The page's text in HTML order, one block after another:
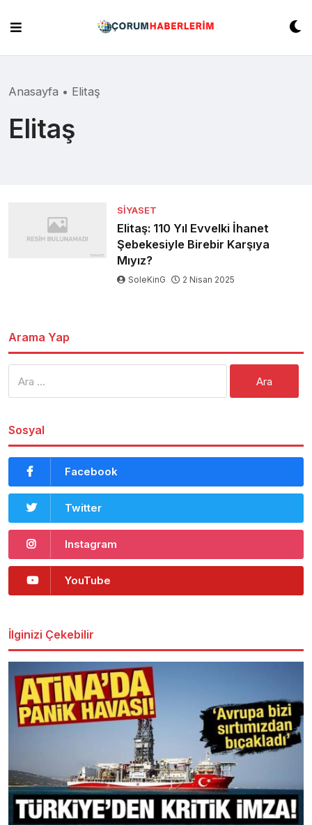
content
Anasayfa • Elitaş
Elitaş
SIYASET
Elitaş: 110 Yıl Evvelki İhanet
Şebekesiyle Birebir Karşıya
Mıyız?
SoleKinG 2 Nisan 2025
Arama Yap
Sosyal
Facebook
Twitter
Instagram
YouTube
İlginizi Çekebilir